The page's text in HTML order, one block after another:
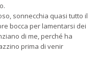
sonnecchia quasi tutto il
bocca per lamentarsi dei
di me, perché ha
prima di venir